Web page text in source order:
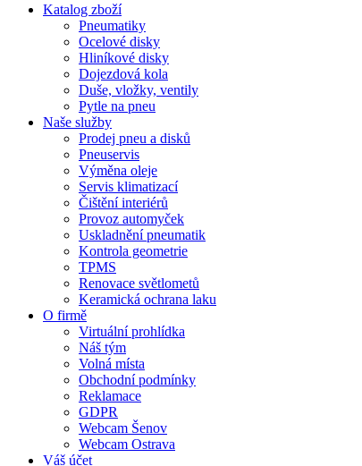
Katalog zboží
Pneumatiky
Ocelové disky
Hliníkové disky
Dojezdová kola
Duše, vložky, ventily
Pytle na pneu
Naše služby
Prodej pneu a disků
Pneuservis
Výměna oleje
Servis klimatizací
Čištění interiérů
Provoz automyček
Uskladnění pneumatik
Kontrola geometrie
TPMS
Renovace světlometů
Keramická ochrana laku
O firmě
Virtuální prohlídka
Náš tým
Volná místa
Obchodní podmínky
Reklamace
GDPR
Webcam Šenov
Webcam Ostrava
Váš účet